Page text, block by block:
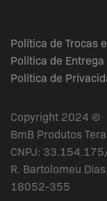
Política de Trocas
Política de Entrega
Política de
Copyright 2024 ©
BmB Produtos
CNPJ:
R. Bartolomeu
18052-355